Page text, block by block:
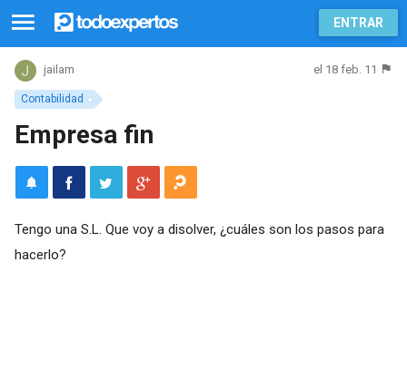
ENTRAR
Contabilidad
jailam el 18 feb. 11
Empresa fin
Tengo una S.L. Que voy a disolver, ¿cuáles son los pasos para
hacerlo?